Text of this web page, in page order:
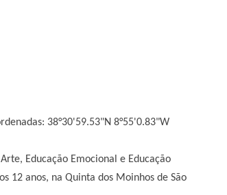
38°30'59.53"N 8°55'0.83"W
Educação Emocional e Educação
12 anos, na Quinta dos Moinhos de São